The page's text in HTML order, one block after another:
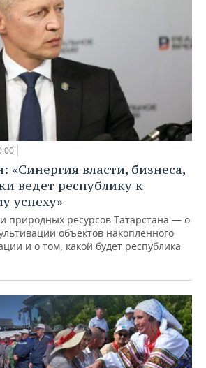
«Синергия власти, бизнеса,
ведет республику к
успеху»
природных ресурсов Татарстана — о
объектов накопленного
и о том, какой будет республика